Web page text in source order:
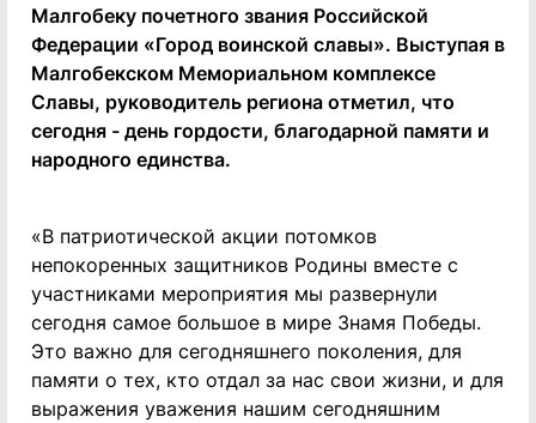
Малгобеку почетного звания Российской
Федерации «Город воинской славы». Выступая в
Малгобекском Мемориальном комплексе
Славы, руководитель региона отметил, что
сегодня - день гордости, благодарной памяти и
народного единства.
«В патриотической акции потомков
непокоренных защитников Родины вместе с
участниками мероприятия мы развернули
сегодня самое большое в мире Знамя Победы.
Это важно для сегодняшнего поколения, для
памяти о тех, кто отдал за нас свои жизни, и для
выражения уважения нашим сегодняшним